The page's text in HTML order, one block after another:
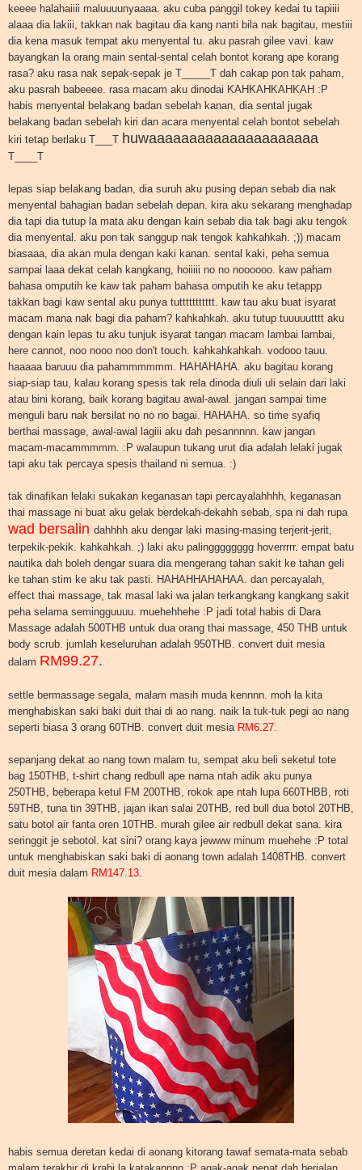
keeee halahaiiii maluuuunyaaaa. aku cuba panggil tokey kedai tu tapiiii
alaaa dia lakiii, takkan nak bagitau dia kang nanti bila nak bagitau, mestiii
dia kena masuk tempat aku menyental tu. aku pasrah gilee vavi. kaw
bayangkan la orang main sental-sental celah bontot korang ape korang
rasa? aku rasa nak sepak-sepak je T_____T dah cakap pon tak paham,
aku pasrah babeeee. rasa macam aku dinodai KAHKAHKAHKAH :P
habis menyental belakang badan sebelah kanan, dia sental jugak
belakang badan sebelah kiri dan acara menyental celah bontot sebelah
kiri tetap berlaku T___T huwaaaaaaaaaaaaaaaaaaaaa
T____T
lepas siap belakang badan, dia suruh aku pusing depan sebab dia nak
menyental bahagian badan sebelah depan. kira aku sekarang menghadap
dia tapi dia tutup la mata aku dengan kain sebab dia tak bagi aku tengok
dia menyental. aku pon tak sanggup nak tengok kahkahkah. ;)) macam
biasaaa, dia akan mula dengan kaki kanan. sental kaki, peha semua
sampai laaa dekat celah kangkang, hoiiiii no no noooooo. kaw paham
bahasa omputih ke kaw tak paham bahasa omputih ke aku tetappp
takkan bagi kaw sental aku punya tuttttttttttt. kaw tau aku buat isyarat
macam mana nak bagi dia paham? kahkahkah. aku tutup tuuuuutttt aku
dengan kain lepas tu aku tunjuk isyarat tangan macam lambai lambai,
here cannot, noo nooo noo don't touch. kahkahkahkah. vodooo tauu.
haaaaa baruuu dia pahammmmmm. HAHAHAHA. aku bagitau korang
siap-siap tau, kalau korang spesis tak rela dinoda diuli uli selain dari laki
atau bini korang, baik korang bagitau awal-awal. jangan sampai time
menguli baru nak bersilat no no no bagai. HAHAHA. so time syafiq
berthai massage, awal-awal lagiii aku dah pesannnnn. kaw jangan
macam-macammmmm. :P walaupun tukang urut dia adalah lelaki jugak
tapi aku tak percaya spesis thailand ni semua. :)
tak dinafikan lelaki sukakan keganasan tapi percayalahhhh, keganasan
thai massage ni buat aku gelak berdekah-dekahh sebab, spa ni dah rupa
wad bersalin dahhhh aku dengar laki masing-masing terjerit-jerit,
terpekik-pekik. kahkahkah. ;) laki aku palingggggggg hoverrrrr. empat batu
nautika dah boleh dengar suara dia mengerang tahan sakit ke tahan geli
ke tahan stim ke aku tak pasti. HAHAHHAHAHAA. dan percayalah,
effect thai massage, tak masal laki wa jalan terkangkang kangkang sakit
peha selama semingguuuu. muehehhehe :P jadi total habis di Dara
Massage adalah 500THB untuk dua orang thai massage, 450 THB untuk
body scrub. jumlah keseluruhan adalah 950THB. convert duit mesia
dalam RM99.27.
settle bermassage segala, malam masih muda kennnn. moh la kita
menghabiskan saki baki duit thai di ao nang. naik la tuk-tuk pegi ao nang
seperti biasa 3 orang 60THB. convert duit mesia RM6.27.
sepanjang dekat ao nang town malam tu, sempat aku beli seketul tote
bag 150THB, t-shirt chang redbull ape nama ntah adik aku punya
250THB, beberapa ketul FM 200THB, rokok ape ntah lupa 660THBB, roti
59THB, tuna tin 39THB, jajan ikan salai 20THB, red bull dua botol 20THB,
satu botol air fanta oren 10THB. murah gilee air redbull dekat sana. kira
seringgit je sebotol. kat sini? orang kaya jewww minum muehehe :P total
untuk menghabiskan saki baki di aonang town adalah 1408THB. convert
duit mesia dalam RM147.13.
habis semua deretan kedai di aonang kitorang tawaf semata-mata sebab